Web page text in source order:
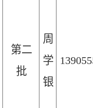
第二
批
周
学
银